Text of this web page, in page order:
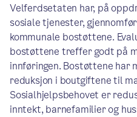
Velferdsetaten har, på
sosiale tjenester,
kommunale bostøttene.
bostøttene treffer godt på
innføringen. Bostøttene har
reduksjon i boutgiftene til
Sosialhjelpsbehovet er
inntekt, barnefamilier og